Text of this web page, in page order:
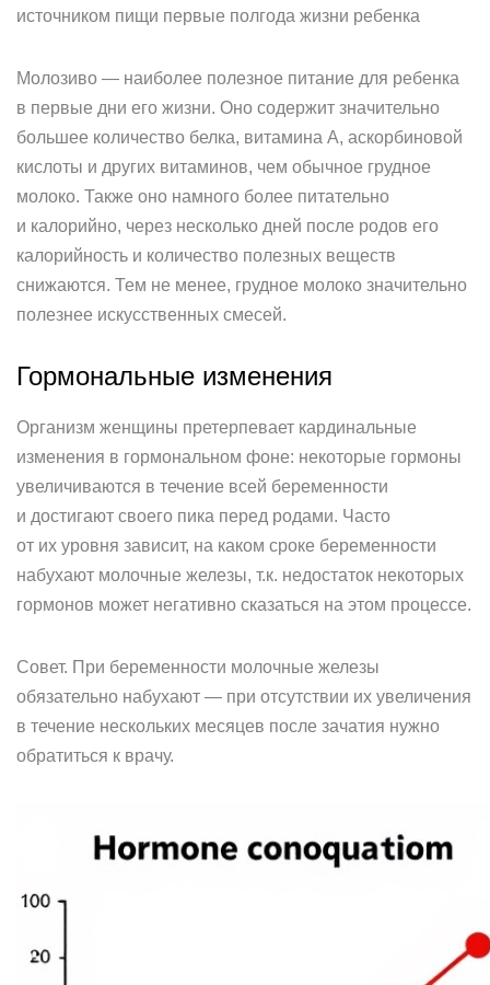
источником пищи первые полгода жизни ребенка
Молозиво — наиболее полезное питание для ребенка
в первые дни его жизни. Оно содержит значительно
большее количество белка, витамина А, аскорбиновой
кислоты и других витаминов, чем обычное грудное
молоко. Также оно намного более питательно
и калорийно, через несколько дней после родов его
калорийность и количество полезных веществ
снижаются. Тем не менее, грудное молоко значительно
полезнее искусственных смесей.
Гормональные изменения
Организм женщины претерпевает кардинальные
изменения в гормональном фоне: некоторые гормоны
увеличиваются в течение всей беременности
и достигают своего пика перед родами. Часто
от их уровня зависит, на каком сроке беременности
набухают молочные железы, т.к. недостаток некоторых
гормонов может негативно сказаться на этом процессе.
Совет. При беременности молочные железы
обязательно набухают — при отсутствии их увеличения
в течение нескольких месяцев после зачатия нужно
обратиться к врачу.